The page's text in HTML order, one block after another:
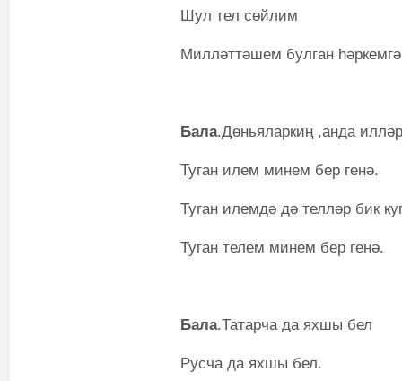
Шул тел сөйлим
Милләттәшем булган һәркемгә
Бала.Дөньяларкиң ,анда
Туган илем минем бер генә.
Туган илемдә дә телләр бик
Туган телем минем бер генә.
Бала.Татарча да яхшы бел
Русча да яхшы бел.